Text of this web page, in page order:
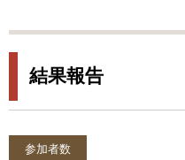
結果報告
参加者数